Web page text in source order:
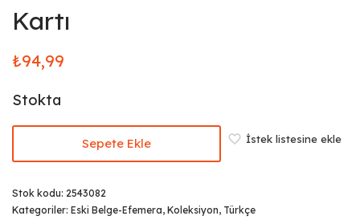
Kartı
₺94,99
Stokta
Sepete Ekle İstek listesine ekle
Stok kodu: 2543082
Kategoriler: Eski Belge-Efemera, Koleksiyon, Türkçe